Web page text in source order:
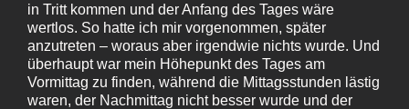
in Tritt kommen und der Anfang des Tages wäre
wertlos. So hatte ich mir vorgenommen, später
anzutreten – woraus aber irgendwie nichts wurde. Und
überhaupt war mein Höhepunkt des Tages am
Vormittag zu finden, während die Mittagsstunden lästig
waren, der Nachmittag nicht besser wurde und der